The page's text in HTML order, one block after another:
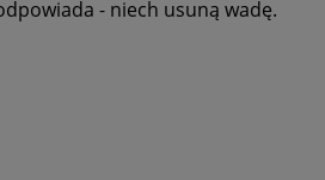
- niech usuną wadę.